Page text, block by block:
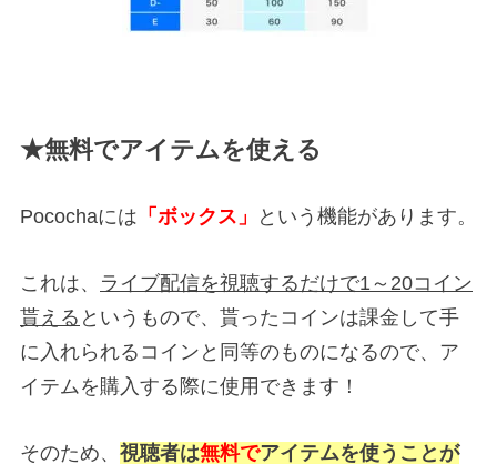
★無料でアイテムを使える
Pocochaには 「ボックス」 という機能があります。
これは、 ライブ配信を視聴するだけで1～20コイン
貰える というもので、貰ったコインは課金して手
に入れられるコインと同等のものになるので、ア
イテムを購入する際に使用できます！
そのため、 視聴者は無料でアイテムを使うことが